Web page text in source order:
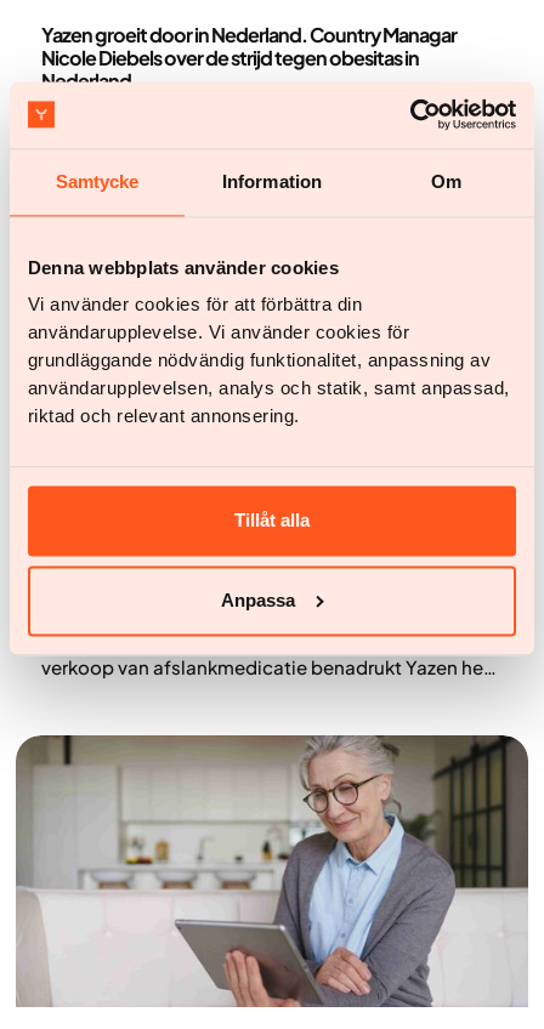
Samtycke Information Om
Denna webbplats använder cookies
Vi använder cookies för att förbättra din
användarupplevelse. Vi använder cookies för
grundläggande nödvändig funktionalitet, anpassning av
användarupplevelsen, analys och statik, samt anpassad,
riktad och relevant annonsering.
Tillåt alla
Anpassa
Yazen groeit door in Nederland. Country Managar
Nicole Diebels over de strijd tegen obesitas in
Nederland
Vorige week was Nicole Diebels, country manager
Nederland van Yazen, te gast bij BNR Zakendoen. Ze
sprak over digitale obesitaszorg, medische
Reactie Yazen op RTL-publicatie over
afslankmedicatie
Naar aanleiding van berichtgeving van RTL Nieuws
over de risico’s van illegale en ongecontroleerde
verkoop van afslankmedicatie benadrukt Yazen het